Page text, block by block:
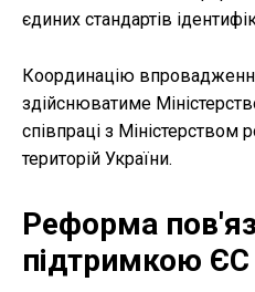
єдиних стандартів
Координацію
здійснюватиме
співпраці з Міністерством
територій України.
Реформа
підтримкою ЄС